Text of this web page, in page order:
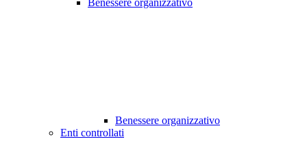
Benessere organizzativo
Benessere organizzativo
Enti controllati